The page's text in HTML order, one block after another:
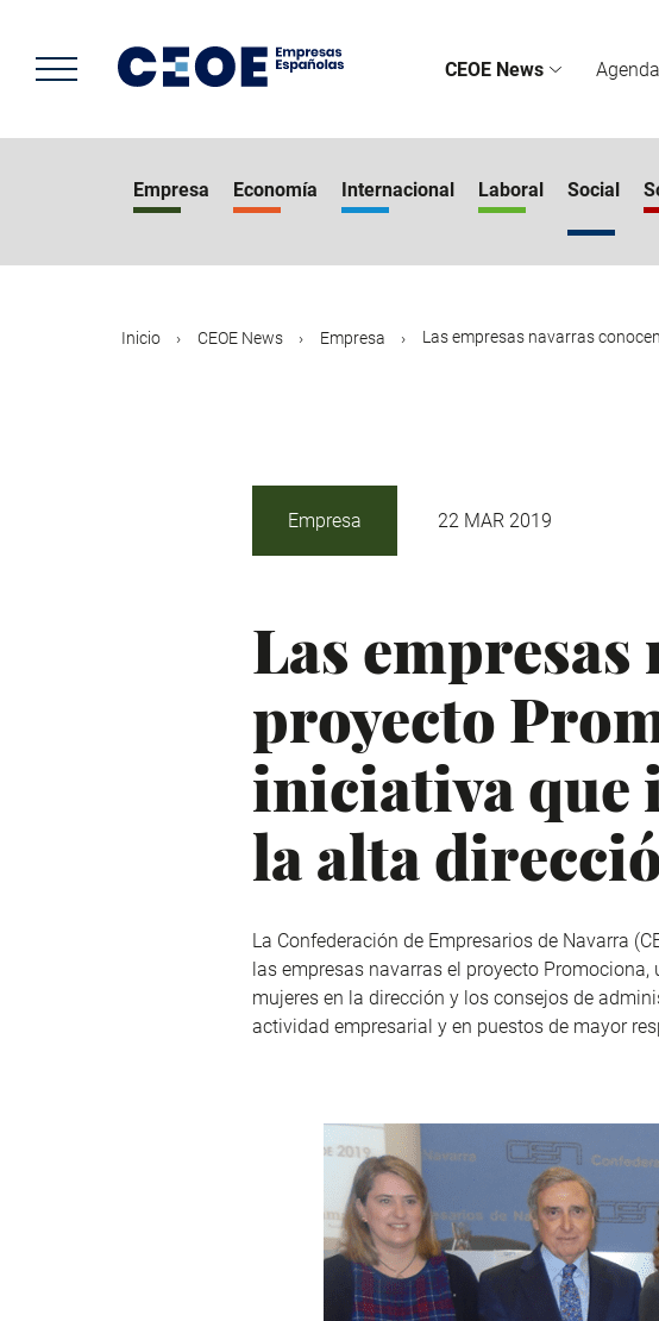
contenido
principal
CEOE News Agenda
Empresa Economía Internacional Laboral Social
Inicio CEOE News Empresa Las empresas navarras conocen
Empresa 22 MAR 2019
Las empresas
proyecto
iniciativa que
la alta
La Confederación de Empresarios de Navarra
las empresas navarras el proyecto
mujeres en la dirección y los consejos de
actividad empresarial y en puestos de mayor